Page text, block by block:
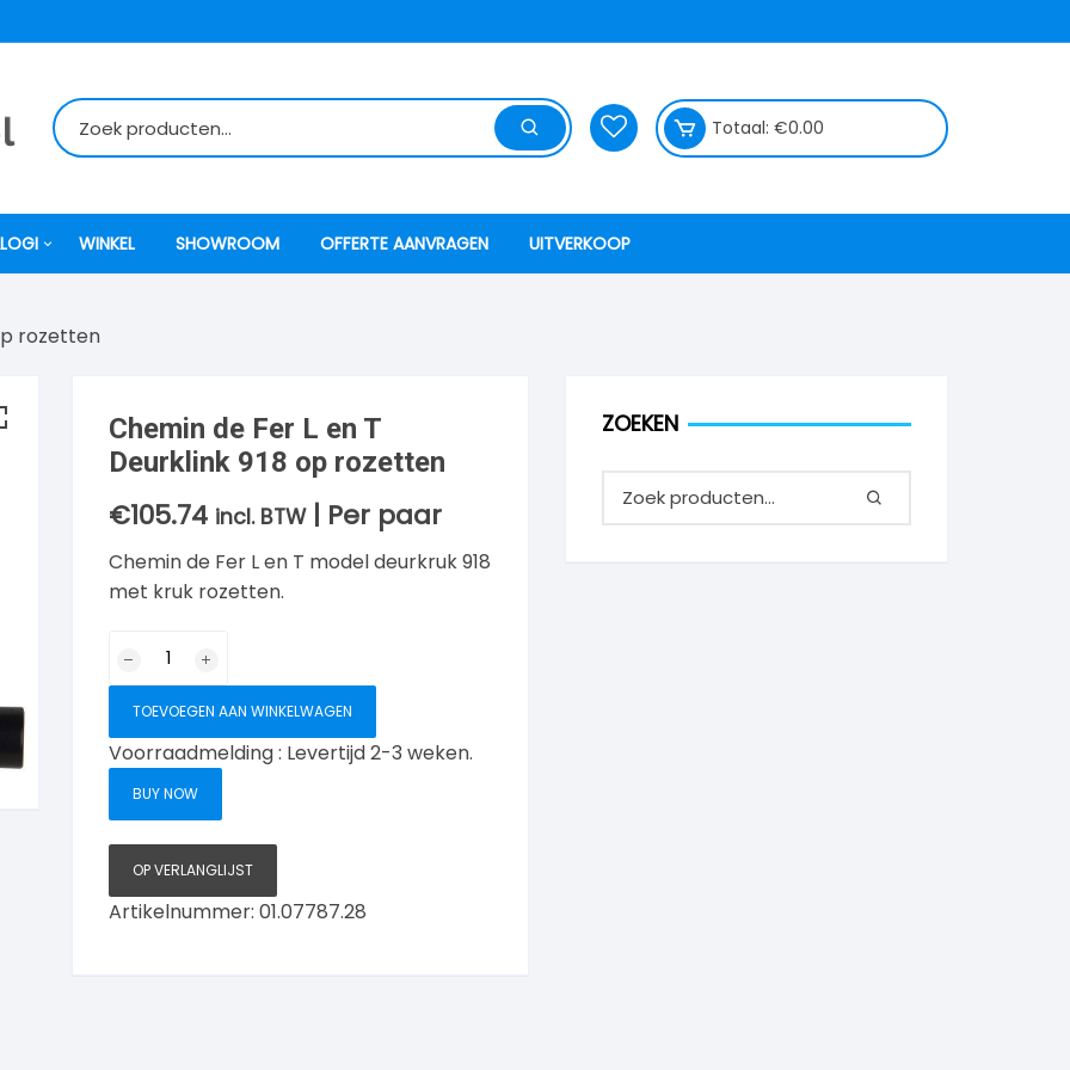
Totaal: €0.00
WINKEL SHOWROOM OFFERTE AANVRAGEN UITVERKOOP
rozetten
Chemin de Fer L en T
Deurklink 918 op rozetten
€105.74 incl. BTW | Per paar
Chemin de Fer L en T model deurkruk 918
met kruk rozetten.
Fer
en
Deurklink
918
rozetten
TOEVOEGEN AAN WINKELWAGEN
Voorraadmelding : Levertijd 2-3 weken.
BUY NOW
OP VERLANGLIJST
Artikelnummer:01.07787.28
ZOEKEN